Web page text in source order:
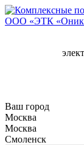
Ваш город
Москва
Москва
Смоленск